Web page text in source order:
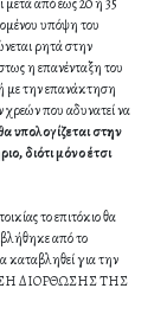
από έως 20 ή 35
υπόψη του
ρητά στην
η επανένταξη του
με την επανάκτηση
χρεών που αδυνατεί να
υπολογίζεται στην
διότι μόνο έτσι
το επιτόκιο θα
από το
καταβληθεί για την
ΔΙΟΡΘΩΣΗΣ ΤΗΣ